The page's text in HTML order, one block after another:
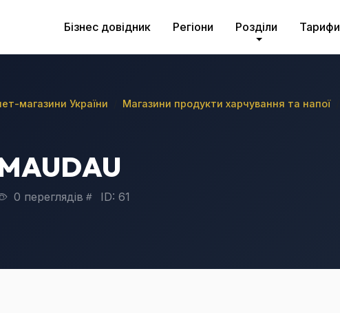
Бізнес довідник Регіони Розділи Тарифи
магазини України Магазини продукти харчування та напої
0 переглядів ID: 61